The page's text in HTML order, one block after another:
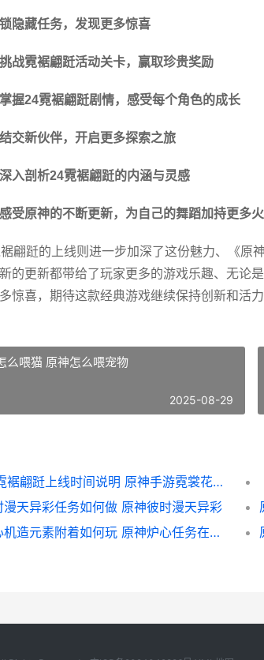
隐藏任务，发现更多惊喜
战霓裾翩跹活动关卡，赢取珍贵奖励
握24霓裾翩跹剧情，感受每个角色的成长
交新伙伴，开启更多探索之旅
入剖析24霓裾翩跹的内涵与灵感
受原神的不断更新，为自己的舞蹈加持更多
翩跹的上线则进一步加深了这份魅力、《原
的更新都带给了玩家更多的游戏乐趣、无论
惊喜，期待这款经典游戏继续保持创新和活力
么喂猫 原神怎么喂宠物
2025-08-29
原神24霓裾翩跹上线时间说明 原神手游霓裳花在哪
漫天异彩任务如何做 原神彼时漫天异彩
原神炉心机造元素附着如何玩 原神炉心任务在哪接